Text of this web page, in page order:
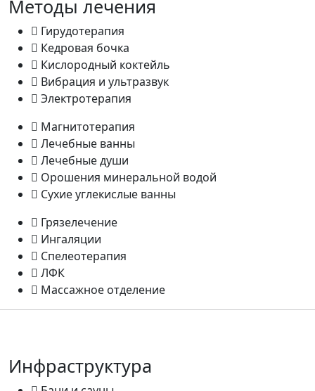
Методы лечения
Гирудотерапия
Кедровая бочка
Кислородный коктейль
Вибрация и ультразвук
Электротерапия
Магнитотерапия
Лечебные ванны
Лечебные души
Орошения минеральной водой
Сухие углекислые ванны
Грязелечение
Ингаляции
Спелеотерапия
ЛФК
Массажное отделение
Инфраструктура